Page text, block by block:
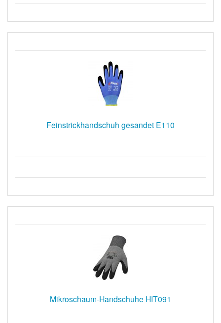
Feinstrickhandschuh gesandet E110
Mikroschaum-Handschuhe HIT091